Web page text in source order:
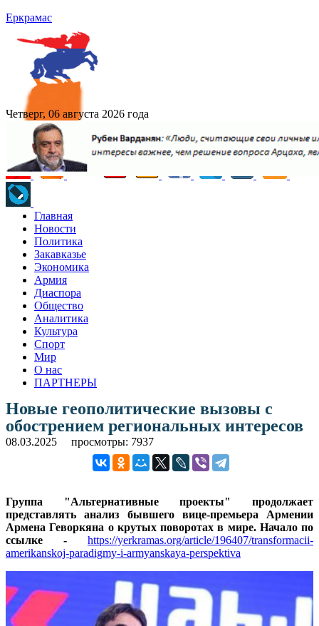
Еркрамас
Четверг, 06 августа 2026 года
Главная
Новости
Политика
Закавказье
Экономика
Армия
Диаспора
Общество
Аналитика
Культура
Спорт
Мир
О нас
ПАРТНЕРЫ
Новые геополитические вызовы с
обострением региональных интересов
08.03.2025 просмотры: 7937
Группа "Альтернативные проекты" продолжает
представлять анализ бывшего вице-премьера Армении
Армена Геворкяна о крутых поворотах в мире. Начало по
ссылке - https://yerkramas.org/article/196407/transformacii-
amerikanskoj-paradigmy-i-armyanskaya-perspektiva